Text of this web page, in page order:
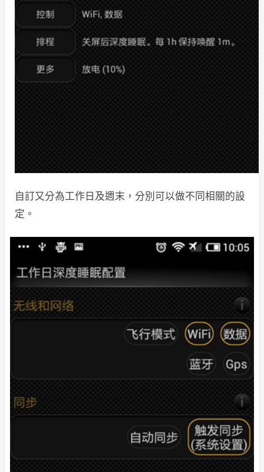
自訂又分為工作日及週末，分別可以做不同相關的設
定。